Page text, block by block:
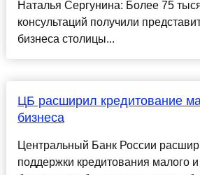
Наталья Сергунина: Более 75
консультаций получили
бизнеса столицы...
ЦБ расширил кредитование
бизнеса
Центральный Банк России
поддержки кредитования малого